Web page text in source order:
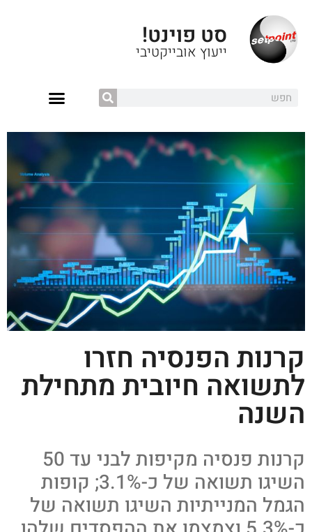
סט פוינט!
ייעוץ אובייקטיבי
קרנות הפנסיה חזרו
לתשואה חיובית מתחילת
השנה
קרנות פנסיה מקיפות לבני עד 50
השיגו תשואה של כ-3.1%; קופות
הגמל המנייתיות השיגו תשואה של